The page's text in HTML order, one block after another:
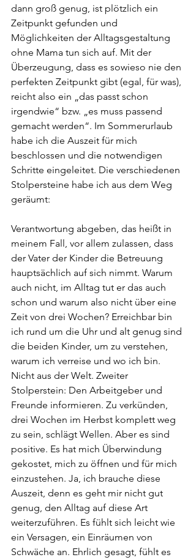
dann groß genug, ist plötzlich ein
Zeitpunkt gefunden und
Möglichkeiten der Alltagsgestaltung
ohne Mama tun sich auf. Mit der
Überzeugung, dass es sowieso nie den
perfekten Zeitpunkt gibt (egal, für was),
reicht also ein „das passt schon
irgendwie“ bzw. „es muss passend
gemacht werden“. Im Sommerurlaub
habe ich die Auszeit für mich
beschlossen und die notwendigen
Schritte eingeleitet. Die verschiedenen
Stolpersteine habe ich aus dem Weg
geräumt:
Verantwortung abgeben, das heißt in
meinem Fall, vor allem zulassen, dass
der Vater der Kinder die Betreuung
hauptsächlich auf sich nimmt. Warum
auch nicht, im Alltag tut er das auch
schon und warum also nicht über eine
Zeit von drei Wochen? Erreichbar bin
ich rund um die Uhr und alt genug sind
die beiden Kinder, um zu verstehen,
warum ich verreise und wo ich bin.
Nicht aus der Welt. Zweiter
Stolperstein: Den Arbeitgeber und
Freunde informieren. Zu verkünden,
drei Wochen im Herbst komplett weg
zu sein, schlägt Wellen. Aber es sind
positive. Es hat mich Überwindung
gekostet, mich zu öffnen und für mich
einzustehen. Ja, ich brauche diese
Auszeit, denn es geht mir nicht gut
genug, den Alltag auf diese Art
weiterzuführen. Es fühlt sich leicht wie
ein Versagen, ein Einräumen von
Schwäche an. Ehrlich gesagt, fühlt es